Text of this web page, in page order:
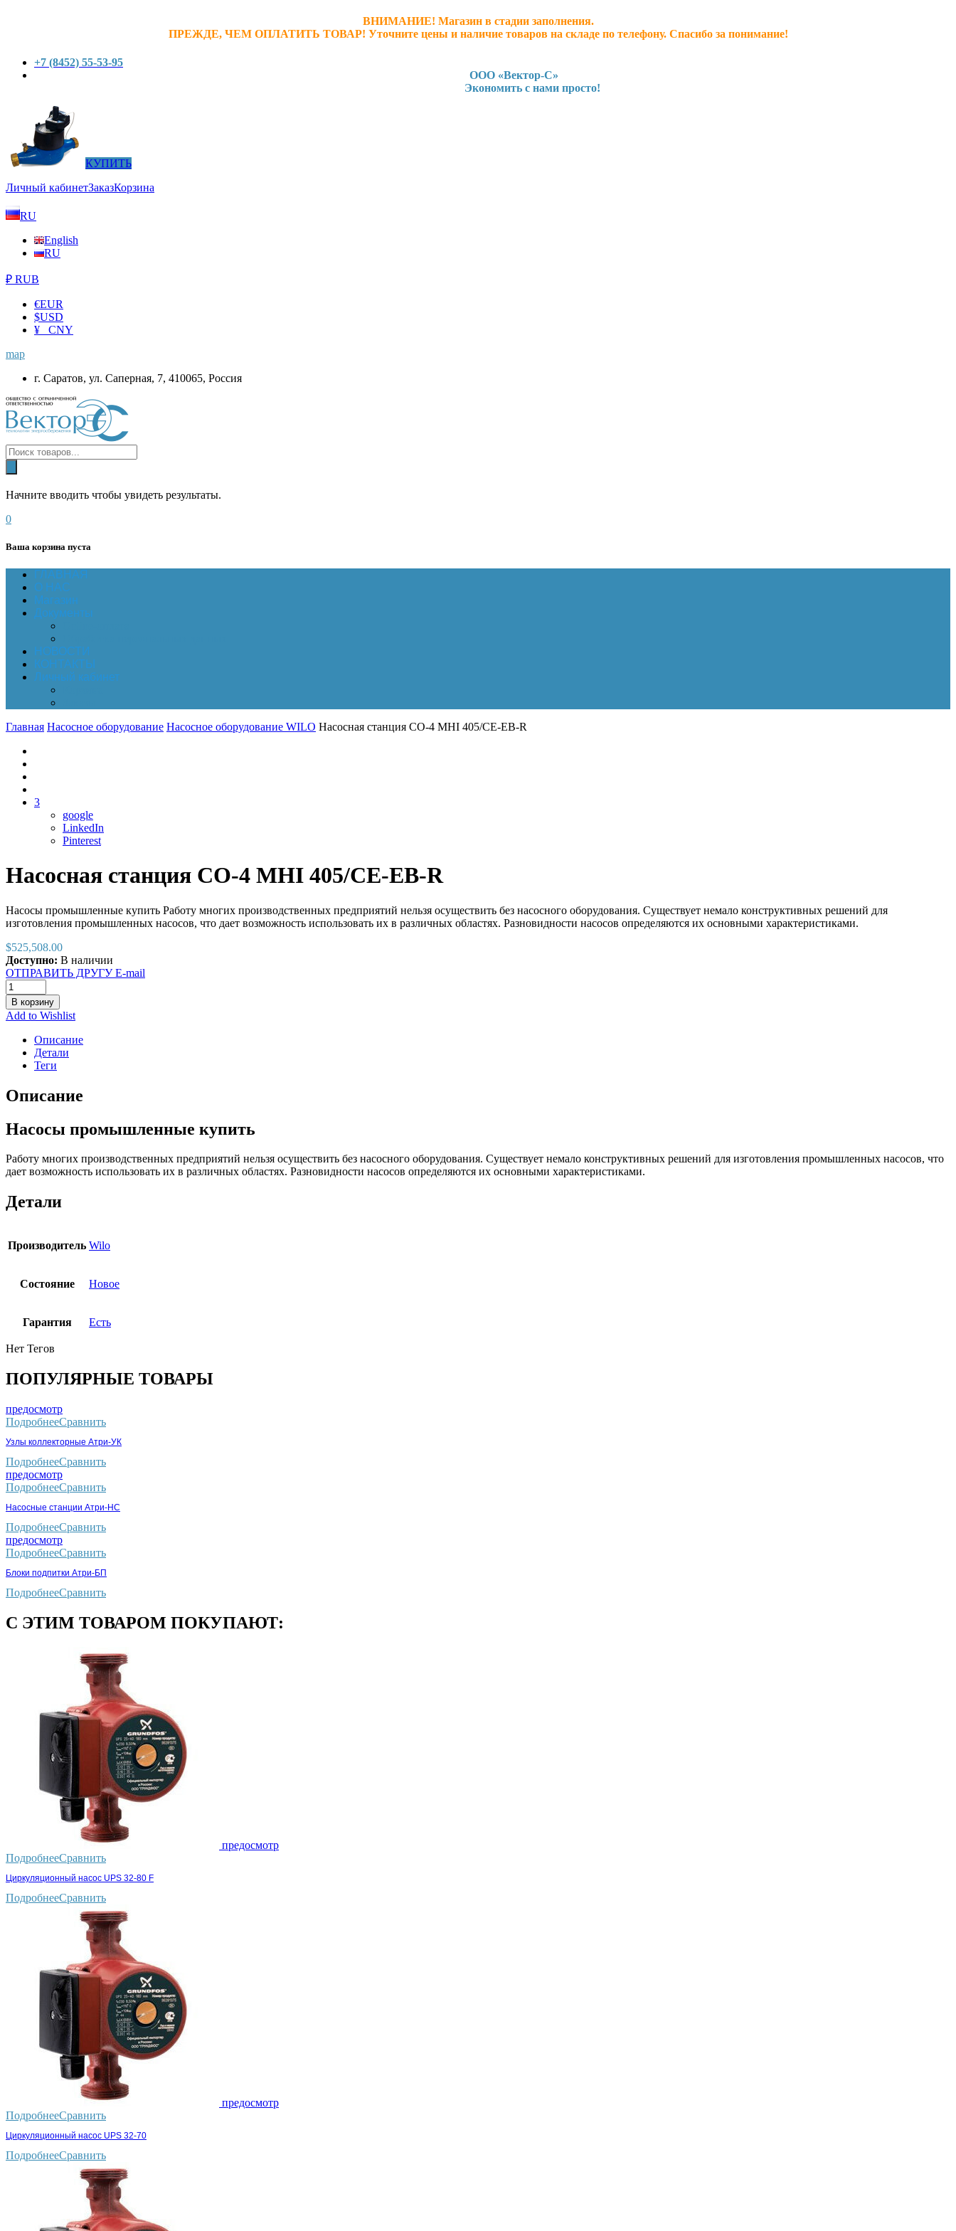
ВНИМАНИЕ! Магазин в стадии заполнения.
ПРЕЖДЕ, ЧЕМ ОПЛАТИТЬ ТОВАР! Уточните цены и наличие товаров на складе по телефону. Спасибо за понимание!
+7 (8452) 55-53-95
ООО «Вектор-С»
Экономить с нами просто!
КУПИТЬ
Личный кабинетЗаказКорзина
RU
English
RU
₽ RUB
€EUR
$USD
¥ CNY
map
г. Саратов, ул. Саперная, 7, 410065, Россия
Начните вводить чтобы увидеть результаты.
0
Ваша корзина пуста
ГЛАВНАЯ
О НАС
Магазин
Документы
НОВОСТИ
КОНТАКТЫ
Личный кабинет
Главная Насосное оборудование Насосное оборудование WILO Насосная станция CO-4 MHI 405/CE-EB-R
3
google
LinkedIn
Pinterest
Насосная станция CO-4 MHI 405/CE-EB-R
Насосы промышленные купить Работу многих производственных предприятий нельзя осуществить без насосного оборудования. Существует немало конструктивных решений для
изготовления промышленных насосов, что дает возможность использовать их в различных областях. Разновидности насосов определяются их основными характеристиками.
$525,508.00
Доступно: В наличии
ОТПРАВИТЬ ДРУГУ E-mail
В корзину
Add to Wishlist
Описание
Детали
Теги
Описание
Насосы промышленные купить
Работу многих производственных предприятий нельзя осуществить без насосного оборудования. Существует немало конструктивных решений для изготовления промышленных насосов, что
дает возможность использовать их в различных областях. Разновидности насосов определяются их основными характеристиками.
Детали
Производитель Wilo
Состояние Новое
Гарантия Есть
Нет Тегов
ПОПУЛЯРНЫЕ ТОВАРЫ
предосмотр
ПодробнееСравнить
Узлы коллекторные Атри-УК
ПодробнееСравнить
предосмотр
ПодробнееСравнить
Насосные станции Атри-НС
ПодробнееСравнить
предосмотр
ПодробнееСравнить
Блоки подпитки Атри-БП
ПодробнееСравнить
С ЭТИМ ТОВАРОМ ПОКУПАЮТ:
предосмотр
ПодробнееСравнить
Циркуляционный насос UPS 32-80 F
ПодробнееСравнить
предосмотр
ПодробнееСравнить
Циркуляционный насос UPS 32-70
ПодробнееСравнить